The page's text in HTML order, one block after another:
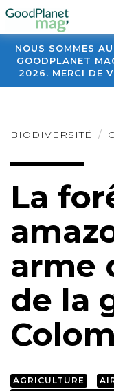
NOUS SOMMES
GOODPLANET
2026. MERCI DE
BIODIVERSITÉ
La
arme
de la
AGRICULTURE